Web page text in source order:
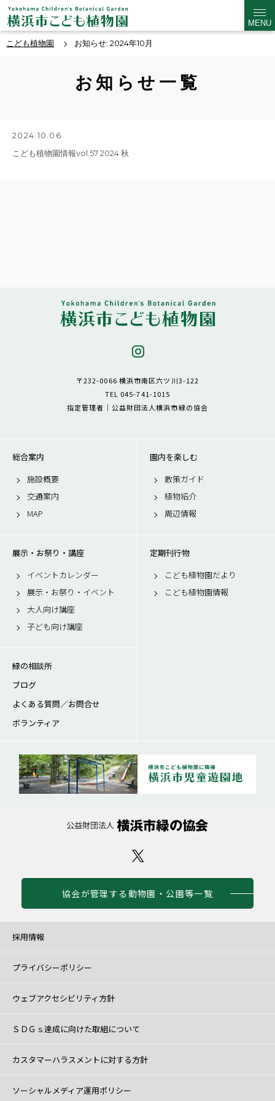
MENU
こども植物園 お知らせ: 2024年10月
お知らせ一覧
2024.10.06
こども植物園情報vol.57 2024 秋
〒232-0066 横浜市南区六ツ川3-122
TEL 045-741-1015
指定管理者｜公益財団法人横浜市緑の協会
総合案内
施設概要
交通案内
MAP
園内を楽しむ
散策ガイド
植物紹介
周辺情報
展示・お祭り・講座
イベントカレンダー
展示・お祭り・イベント
大人向け講座
子ども向け講座
定期刊行物
こども植物園だより
こども植物園情報
緑の相談所
ブログ
よくある質問／お問合せ
ボランティア
協会が管理する動物園・公園等一覧
採用情報
プライバシーポリシー
ウェブアクセシビリティ方針
ＳＤＧｓ達成に向けた取組について
カスタマーハラスメントに対する方針
ソーシャルメディア運用ポリシー